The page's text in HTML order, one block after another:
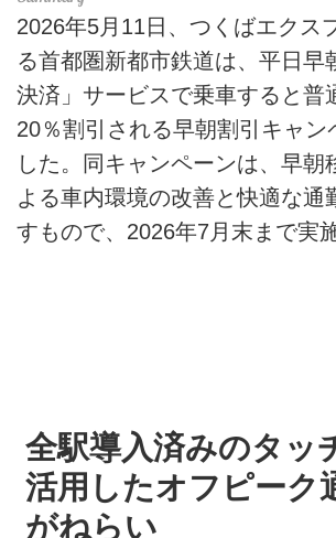
このメディアについて
運営会社
利用規約
プライバシーポリシー
ライター名簿
2026年5月11日、つくばエクス
る首都圏新都市鉄道は、平日早
決済」サービスで乗車すると普
20％割引される早朝割引キャン
した。同キャンペーンは、早朝
よる車内環境の改善と快適な通
すもので、2026年7月末まで実
全駅導入済みのタッ
活用したオフピーク
がねらい